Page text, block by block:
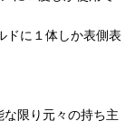
ドに１体しか表側表
限り元々の持ち主